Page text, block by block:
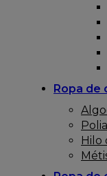
Ropa de
Hilo